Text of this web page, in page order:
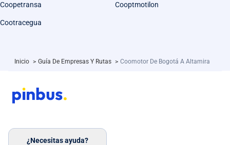
Coopetransa Cooptmotilon
Cootracegua
Inicio > Guía De Empresas Y Rutas > Coomotor De Bogotá A Altamira
¿Necesitas ayuda?